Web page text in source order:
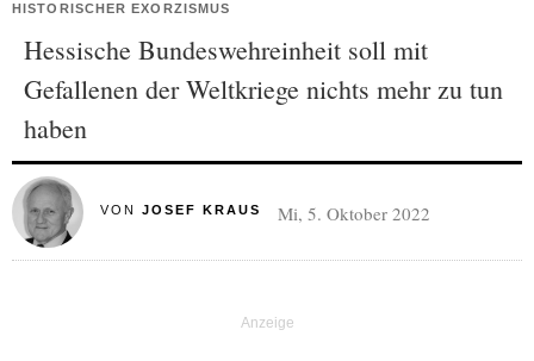
HISTORISCHER EXORZISMUS
Hessische Bundeswehreinheit soll mit
Gefallenen der Weltkriege nichts mehr zu tun
haben
VON JOSEF KRAUS Mi, 5. Oktober 2022